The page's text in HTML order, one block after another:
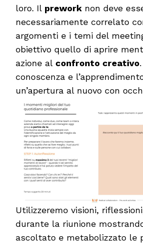
loro. Il prework non deve
necessariamente correlato
argomenti e i temi del
obiettivo quello di aprire
azione al confronto creativo
conoscenza e
un’apertura al nuovo con
Utilizzeremo visioni,
durante la riunione
ascoltato e metabolizzato le